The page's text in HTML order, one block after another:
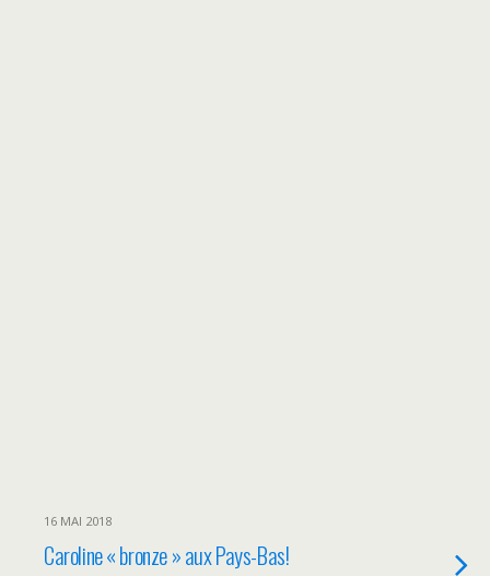
16 MAI 2018
Caroline « bronze » aux Pays-Bas!